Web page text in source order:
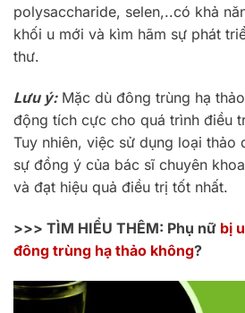
polysaccharide, selen,..có khả
khối u mới và kìm hãm sự phát
thư.
Lưu ý:Mặc dù đông trùng hạ
động tích cực cho quá trình điều
Tuy nhiên, việc sử dụng loại thảo
sự đồng ý của bác sĩ chuyên
và đạt hiệu quả điều trị tốt nhất.
>>> TÌM HIỂU THÊM: Phụ nữ bị
đông trùng hạ thảo không?